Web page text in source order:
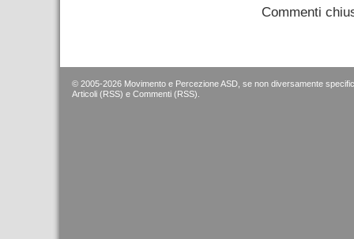
Commenti
© 2005-2026 Movimento e Percezione ASD, se non diversamente
Articoli (RSS) e Commenti (RSS)